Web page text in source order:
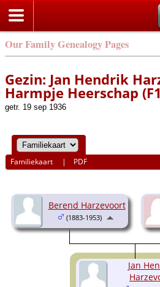
Our Family Genealogy Pages
Gezin: Jan Hendrik
Harmpje Heerschap
getr. 19 sep 1936
Familiekaart | PDF
Berend Harzevoort
(1883-1953)
Jan